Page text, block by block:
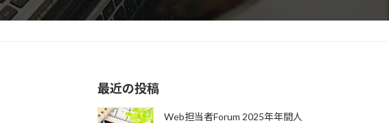
最近の投稿
Web担当者Forum 2025年年間人